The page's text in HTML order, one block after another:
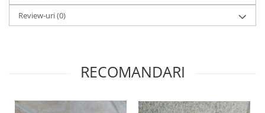
Review-uri(0)
RECOMANDARI